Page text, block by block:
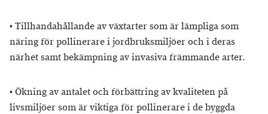
• Tillhandahållande av växtarter som är lämpliga som
näring för pollinerare i jordbruksmiljöer och i deras
närhet samt bekämpning av invasiva främmande arter.
• Ökning av antalet och förbättring av kvaliteten på
livsmiljöer som är viktiga för pollinerare i de byggda